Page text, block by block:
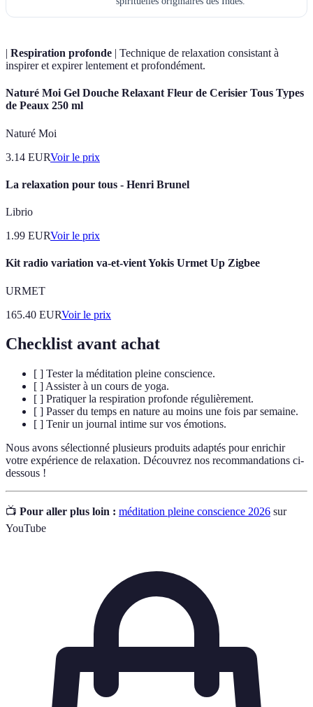
| Respiration profonde | Technique de relaxation consistant à
inspirer et expirer lentement et profondément.
Naturé Moi Gel Douche Relaxant Fleur de Cerisier Tous Types
de Peaux 250 ml
Naturé Moi
3.14 EURVoir le prix
La relaxation pour tous - Henri Brunel
Librio
1.99 EURVoir le prix
Kit radio variation va-et-vient Yokis Urmet Up Zigbee
URMET
165.40 EURVoir le prix
Checklist avant achat
[ ] Tester la méditation pleine conscience.
[ ] Assister à un cours de yoga.
[ ] Pratiquer la respiration profonde régulièrement.
[ ] Passer du temps en nature au moins une fois par semaine.
[ ] Tenir un journal intime sur vos émotions.
Nous avons sélectionné plusieurs produits adaptés pour enrichir
votre expérience de relaxation. Découvrez nos recommandations ci-
dessous !
📺 Pour aller plus loin : méditation pleine conscience 2026 sur
YouTube